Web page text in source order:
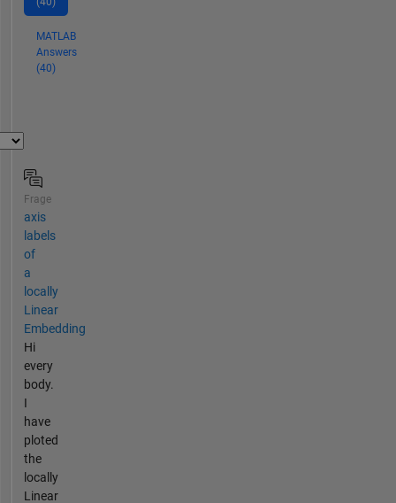
MATLAB
Answers
(40)
Frage
axis
labels
of
a
locally
Linear
Embedding
Hi
every
body.
I
have
ploted
the
locally
Linear